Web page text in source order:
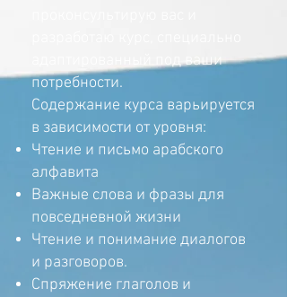
адаптированный под ваши
потребности.
Содержание курса варьируется
в зависимости от уровня:
Чтение и письмо арабского
алфавита
Важные слова и фразы для
повседневной жизни
Чтение и понимание диалогов
и разговоров.
Спряжение глаголов и